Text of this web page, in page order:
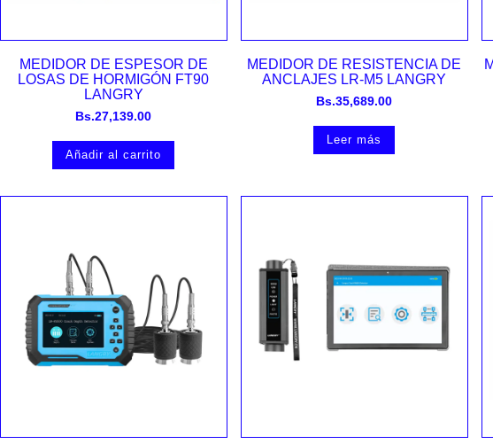
Vista rápida
MEDIDOR DE ESPESOR DE
LOSAS DE HORMIGÓN FT90
LANGRY
Bs.27,139.00
Añadir al carrito
Vista rápida
MEDIDOR DE RESISTENCIA DE
ANCLAJES LR-M5 LANGRY
Bs.35,689.00
Leer más